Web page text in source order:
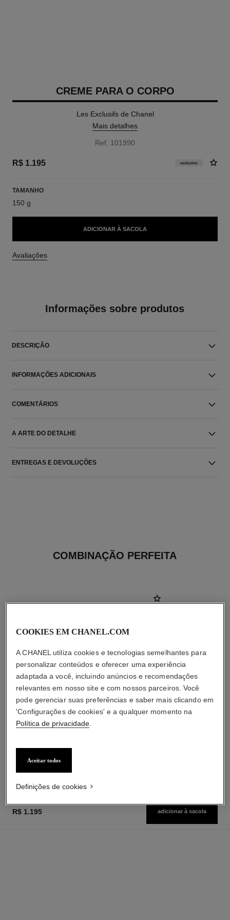
CREME PARA O CORPO
Les Exclusifs de Chanel
Mais detalhes
Ref. 101990
R$ 1.195 exclusivo
TAMANHO
150 g
ADICIONAR À SACOLA
Avaliações
Informações sobre produtos
DESCRIÇÃO
INFORMAÇÕES ADICIONAIS
COMENTÁRIOS
A ARTE DO DETALHE
ENTREGAS E DEVOLUÇÕES
COMBINAÇÃO PERFEITA
R$ 1.195 adicionar à sacola
COOKIES EM CHANEL.COM
A CHANEL utiliza cookies e tecnologias semelhantes para
personalizar conteúdos e oferecer uma experiência
adaptada a você, incluindo anúncios e recomendações
relevantes em nosso site e com nossos parceiros. Você
pode gerenciar suas preferências e saber mais clicando em
'Configurações de cookies' e a qualquer momento na
Política de privacidade
Aceitar todos
Definições de cookies